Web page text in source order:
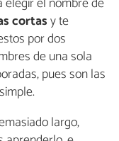
cortasy te
por dos
de una sola
pues son las
largo,